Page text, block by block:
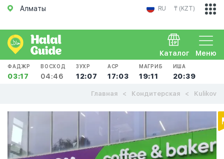
Алматы RU ₸ (KZT)
Меню
Каталог
ФАДЖР
03:17
ВОСХОД
04:46
ЗУХР
12:07
АСР
17:03
МАГРИБ
19:11
ИША
20:39
Главная Кондитерская Kulikov